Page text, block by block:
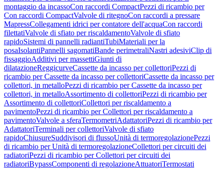
montaggio da incassoCon raccordi CompactPezzi di ricambio per
Con raccordi CompactValvole di ritegnoCon raccordi a pressare
MapressCollegamenti idrici per contatore dell'acquaCon raccordi
filettatiValvole di sfiato per riscaldamentoValvole di sfiato
rapidoSistemi di pannelli radiantiTubiMateriali per la
posaIsolantiPannelli sagomatiBande perimetraliNastri adesiviClip di
fissaggioAdditivi per massettiGiunti di
dilatazioneReggicurveCassette da incasso per collettoriPezzi di
ricambio per Cassette da incasso per collettoriCassette da incasso per
collettori, in metalloPezzi di ricambio per Cassette da incasso per
collettori, in metalloAssortimento di collettoriPezzi di ricambio per
Assortimento di collettoriCollettori per riscaldamento a
pavimentoPezzi di ricambio per Collettori per riscaldamento a
pavimentoValvole a sferaTermometriAdattatoriPezzi di ricambio per
AdattatoriTerminali per collettoriValvole di sfiato
rapidoChiusureSuddivisori di flussoUnità di termoregolazionePezzi
di ricambio per Unità di termoregolazioneCollettori per circuiti dei
radiatoriPezzi di ricambio per Collettori per circuiti dei
radiatoriBypassComponenti di regolazioneAttuatoriTermostati